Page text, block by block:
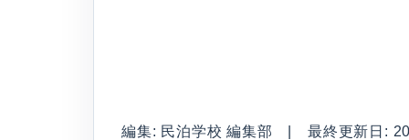
編集: 民泊学校 編集部 | 最終更新日: